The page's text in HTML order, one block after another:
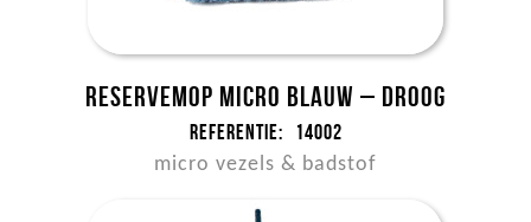
Reservemop micro blauw – droog
Referentie: 14002
micro vezels & badstof